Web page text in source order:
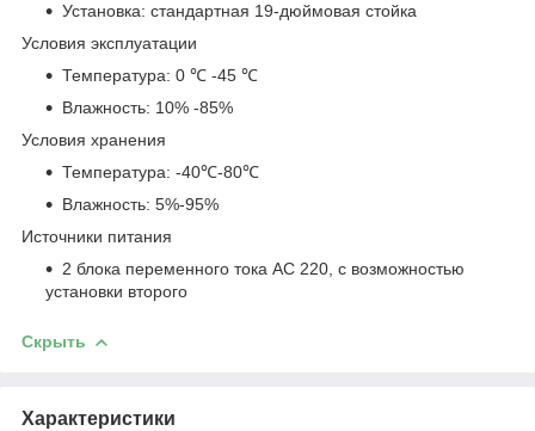
Установка: стандартная 19-дюймовая стойка
Условия эксплуатации
Температура: 0 ℃ -45 ℃
Влажность: 10% -85%
Условия хранения
Температура: -40℃-80℃
Влажность: 5%-95%
Источники питания
2 блока переменного тока АС 220, с возможностью
установки второго
Скрыть
Характеристики